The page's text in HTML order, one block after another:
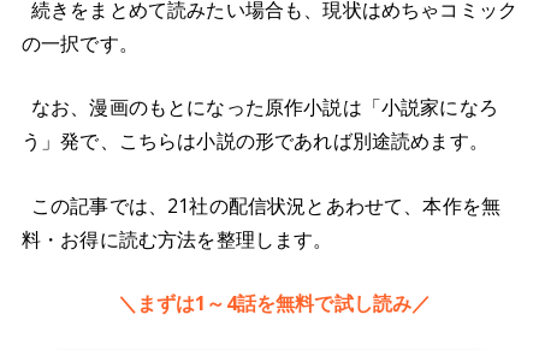
続きをまとめて読みたい場合も、現状はめちゃコミック
の一択です。
なお、漫画のもとになった原作小説は「小説家になろ
う」発で、こちらは小説の形であれば別途読めます。
この記事では、21社の配信状況とあわせて、本作を無
料・お得に読む方法を整理します。
＼まずは1～4話を無料で試し読み／